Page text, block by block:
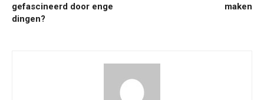
gefascineerd door enge
dingen?
maken